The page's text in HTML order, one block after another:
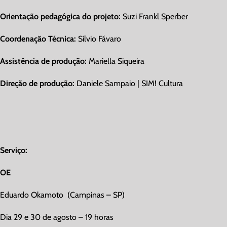
Orientação pedagógica do projeto: Suzi Frankl Sperber
Coordenação Técnica: Silvio Fávaro
Assistência de produção: Mariella Siqueira
Direção de produção: Daniele Sampaio | SIM! Cultura
Serviço:
OE
Eduardo Okamoto (Campinas – SP)
Dia 29 e 30 de agosto – 19 horas